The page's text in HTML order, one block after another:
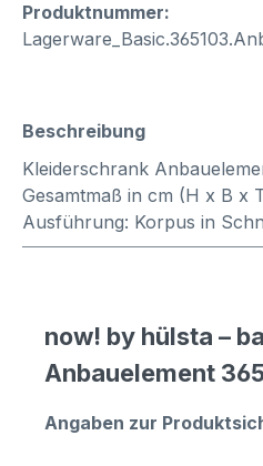
Produktnummer:
Beschreibung
Kleiderschrank
Gesamtmaß in cm (H x B x
Ausführung: Korpus in
now! by hülsta –
Anbauelement
Angaben zur